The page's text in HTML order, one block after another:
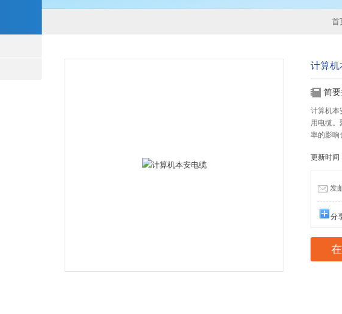
首
计算机
简要
计算机本
用电缆。
率的影响
更新时间
发
分